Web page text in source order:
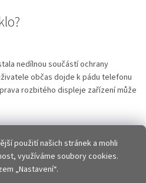
použití našich stránek a mohli
využíváme soubory cookies.
„Nastavení“.
nedílnou součástí ochrany
občas dojde k pádu telefonu
rozbitého displeje zařízení může
O
v
á
celkem